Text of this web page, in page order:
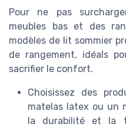
Pour ne pas
meubles bas et des
modèles de lit sommier
de rangement, idéals
sacrifier le confort.
Choisissez des
matelas latex ou un
la durabilité et la